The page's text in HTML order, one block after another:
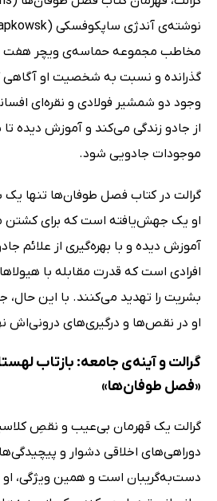
مخاطب مجموعه حماسه‌ی ویچر هفت
گذرانده و نسبت به شخصیت او آگاهی
وجود دو شمشیر فولادی و نقره‌ای
از جادو زندگی می‌کند و آموزش دیده
موجودات جادویی شود.
گرالت در کتاب فصل طوفان‌ها تنها
او یک جهش‌یافته است که برای کشتن
آموزش دیده و با بهره‌گیری از علائم
افرادی است که قدرت مقابله با
بشریت را تهدید می‌کنند. با این
او در نقص‌ها و درگیری‌های درونی‌اش
گرالت و آینه‌ی جامعه: بازتاب
«فصل طوفان‌ها»
گرالت یک قهرمان بی‌عیب و نقصِ
دوراهی‌های اخلاقی دشوار و
دست‌به‌گریبان است و همین ویژگی،